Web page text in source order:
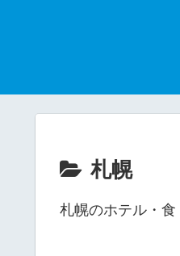
札幌
札幌のホテル・食